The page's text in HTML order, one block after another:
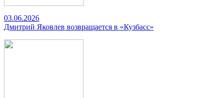
03.06.2026
Дмитрий Яковлев возвращается в «Кузбасс»